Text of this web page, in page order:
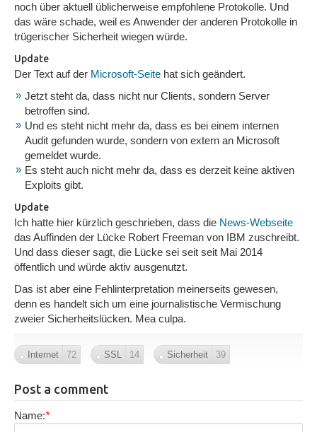
noch über aktuell üblicherweise empfohlene Protokolle. Und
das wäre schade, weil es Anwender der anderen Protokolle in
trügerischer Sicherheit wiegen würde.
Update
Der Text auf der Microsoft-Seite hat sich geändert.
Jetzt steht da, dass nicht nur Clients, sondern Server
betroffen sind.
Und es steht nicht mehr da, dass es bei einem internen
Audit gefunden wurde, sondern von extern an Microsoft
gemeldet wurde.
Es steht auch nicht mehr da, dass es derzeit keine aktiven
Exploits gibt.
Update
Ich hatte hier kürzlich geschrieben, dass die News-Webseite
das Auffinden der Lücke Robert Freeman von IBM zuschreibt.
Und dass dieser sagt, die Lücke sei seit seit Mai 2014
öffentlich und würde aktiv ausgenutzt.
Das ist aber eine Fehlinterpretation meinerseits gewesen,
denn es handelt sich um eine journalistische Vermischung
zweier Sicherheitslücken. Mea culpa.
Internet 72 SSL 14 Sicherheit 39
Post a comment
Name:*